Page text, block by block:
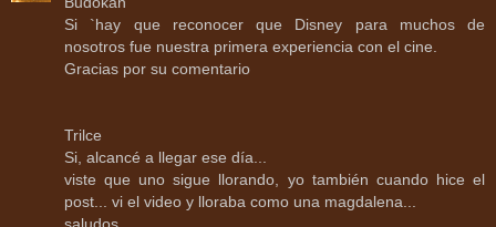
Si `hay que reconocer que Disney para muchos de
nosotros fue nuestra primera experiencia con el cine.
Gracias por su comentario
Trilce
Si, alcancé a llegar ese día...
viste que uno sigue llorando, yo también cuando hice el
post... vi el video y lloraba como una magdalena...
saludos